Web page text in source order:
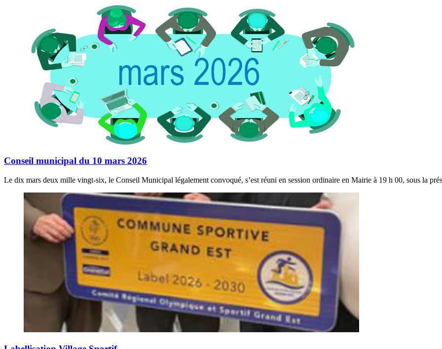
Conseil municipal du 10 mars 2026
Le dix mars deux mille vingt-six, le Conseil Municipal légalement convoqué, s’est réuni en session ordinaire en Mairie à 19 h 00, sous la